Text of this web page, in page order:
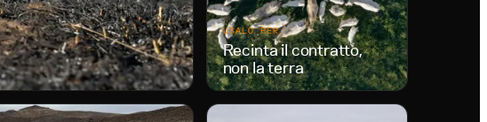
USALO PER
Recinta il contratto,
non la terra